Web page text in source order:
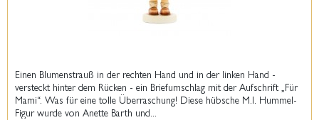
Einen Blumenstrauß in der rechten Hand und in der linken Hand -
versteckt hinter dem Rücken - ein Briefumschlag mit der Aufschrift „Für
Mami“. Was für eine tolle Überraschung! Diese hübsche M.I. Hummel-
Figur wurde von Anette Barth und...